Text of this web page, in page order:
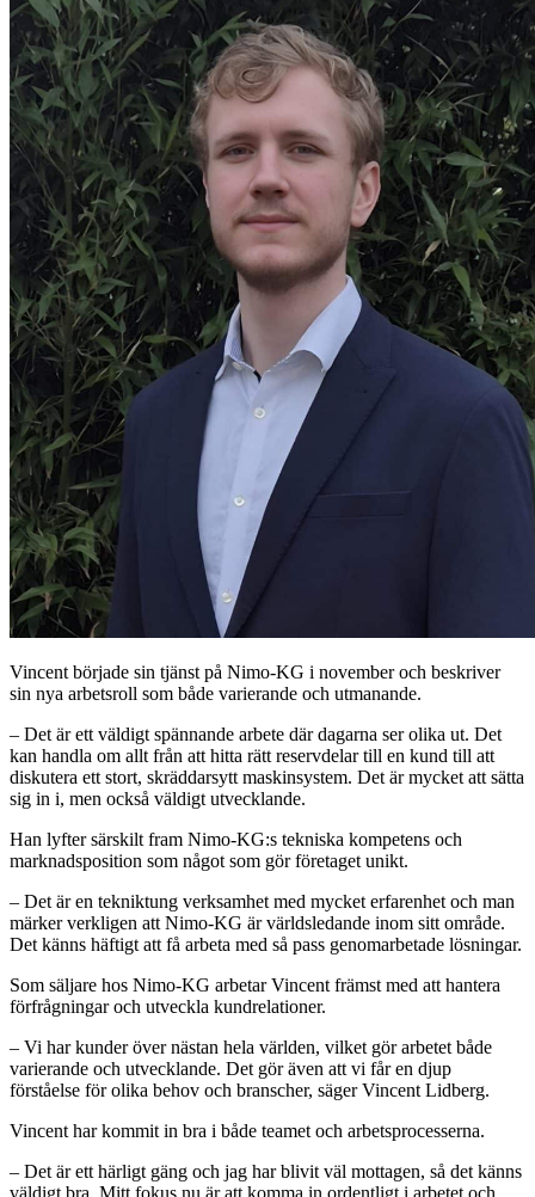
Vincent började sin tjänst på Nimo-KG i november och beskriver
sin nya arbetsroll som både varierande och utmanande.
– Det är ett väldigt spännande arbete där dagarna ser olika ut. Det
kan handla om allt från att hitta rätt reservdelar till en kund till att
diskutera ett stort, skräddarsytt maskinsystem. Det är mycket att sätta
sig in i, men också väldigt utvecklande.
Han lyfter särskilt fram Nimo-KG:s tekniska kompetens och
marknadsposition som något som gör företaget unikt.
– Det är en tekniktung verksamhet med mycket erfarenhet och man
märker verkligen att Nimo-KG är världsledande inom sitt område.
Det känns häftigt att få arbeta med så pass genomarbetade lösningar.
Som säljare hos Nimo-KG arbetar Vincent främst med att hantera
förfrågningar och utveckla kundrelationer.
– Vi har kunder över nästan hela världen, vilket gör arbetet både
varierande och utvecklande. Det gör även att vi får en djup
förståelse för olika behov och branscher, säger Vincent Lidberg.
Vincent har kommit in bra i både teamet och arbetsprocesserna.
– Det är ett härligt gäng och jag har blivit väl mottagen, så det känns
väldigt bra. Mitt fokus nu är att komma in ordentligt i arbetet och